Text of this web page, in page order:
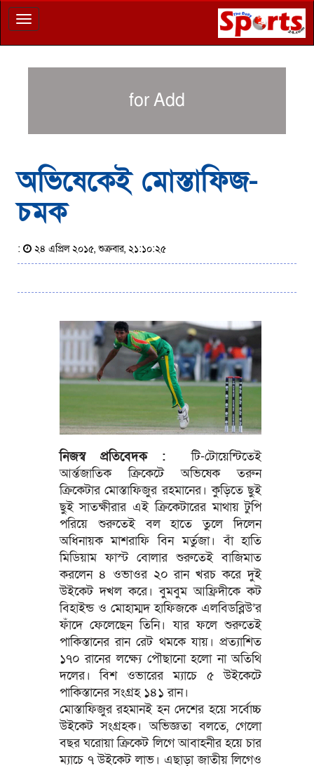
Toggle
navigation
for Add
অভিষেকেই মোস্তাফিজ-
চমক
: ২৪ এপ্রিল ২০১৫, শুক্রবার, ২১:১০:২৫
নিজস্ব প্রতিবেদক : টি-টোয়েন্টিতেই
আর্ন্তজাতিক ক্রিকেটে অভিষেক তরুন
ক্রিকেটার মোস্তাফিজুর রহমানের। কুড়িতে ছুই
ছুই সাতক্ষীরার এই ক্রিকেটারের মাথায় টুপি
পরিয়ে শুরুতেই বল হাতে তুলে দিলেন
অধিনায়ক মাশরাফি বিন মর্তুজা। বাঁ হাতি
মিডিয়াম ফাস্ট বোলার শুরুতেই বাজিমাত
করলেন ৪ ওভাওর ২০ রান খরচ করে দুই
উইকেট দখল করে। বুমবুম আফ্রিদীকে কট
বিহাইন্ড ও মোহাম্মদ হাফিজকে এলবিডব্লিউ’র
ফাঁদে ফেলেছেন তিনি। যার ফলে শুরুতেই
পাকিস্তানের রান রেট থমকে যায়। প্রত্যাশিত
১৭০ রানের লক্ষ্যে পৌছানো হলো না অতিথি
দলের। বিশ ওভারের ম্যাচে ৫ উইকেটে
পাকিস্তানের সংগ্রহ ১৪১ রান।
মোস্তাফিজুর রহমানই হন দেশের হয়ে সর্বোচ্চ
উইকেট সংগ্রহক। অভিজ্ঞতা বলতে, গেলো
বছর ঘরোয়া ক্রিকেট লিগে আবাহনীর হয়ে চার
ম্যাচে ৭ উইকেট লাভ। এছাড়া জাতীয় লিগেও